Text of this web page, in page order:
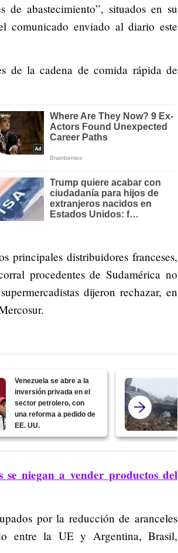
de abastecimiento”, situados en su
comunicado enviado al diario este
de la cadena de comida rápida de
principales distribuidores franceses,
procedentes de Sudamérica no
dijeron rechazar, en
Venezuela se abre a la
inversión privada en el
sector petrolero, con
una reforma a pedido de
EE. UU.
se niegan a vender productos del
por la reducción de aranceles
entre la UE y Argentina, Brasil,